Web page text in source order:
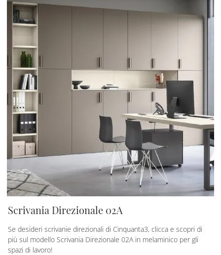
Scrivania Direzionale 02A
Se desideri scrivanie direzionali di Cinquanta3, clicca e scopri di
più sul modello Scrivania Direzionale 02A in melaminico per gli
spazi di lavoro!